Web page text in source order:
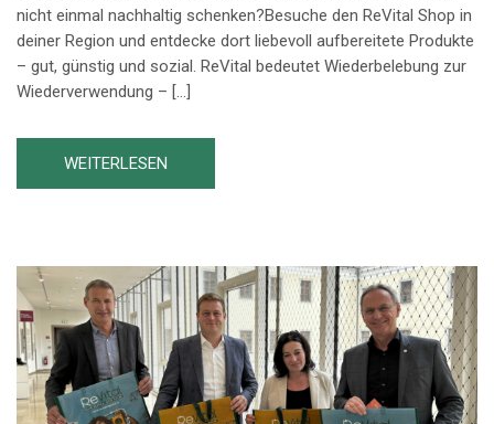
nicht einmal nachhaltig schenken?Besuche den ReVital Shop in
deiner Region und entdecke dort liebevoll aufbereitete Produkte
– gut, günstig und sozial. ReVital bedeutet Wiederbelebung zur
Wiederverwendung – […]
WEITERLESEN